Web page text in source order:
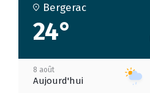
Bergerac
24°
8 août
Aujourd'hui